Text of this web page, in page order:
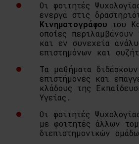
Οι φοιτητές
ενεργά στις
Κινηματογράφου του
οποίες
και εν συνεχεία
επιστημόνων και
Τα μαθήματα
επιστήμονες και
κλάδους της
Υγείας.
Οι φοιτητές
με φοιτητές άλλων
διεπιστημονικών